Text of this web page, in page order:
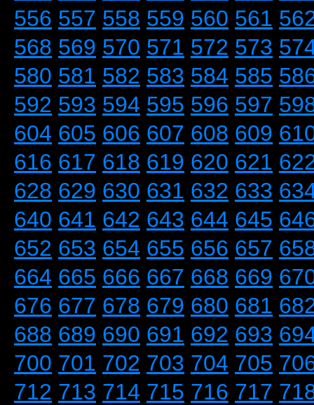
556 557 558 559 560 561
568 569 570 571 572 573
580 581 582 583 584 585
592 593 594 595 596 597
604 605 606 607 608 609
616 617 618 619 620 621
628 629 630 631 632 633
640 641 642 643 644 645
652 653 654 655 656 657
664 665 666 667 668 669
676 677 678 679 680 681
688 689 690 691 692 693
700 701 702 703 704 705
712 713 714 715 716 717